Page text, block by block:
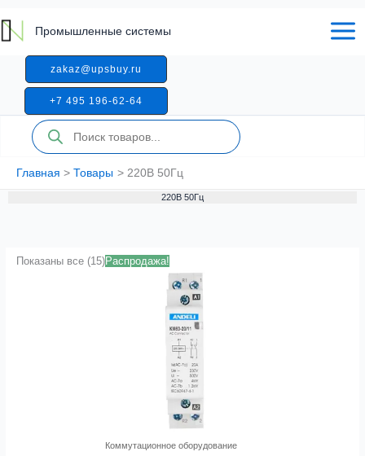
к
содержимому
Промышленные системы
zakaz@upsbuy.ru
+7 495 196-62-64
Поиск
товаров
Главная Товары 220В 50Гц
220В 50Гц
Показаны все (15)Распродажа!
Коммутационное оборудование